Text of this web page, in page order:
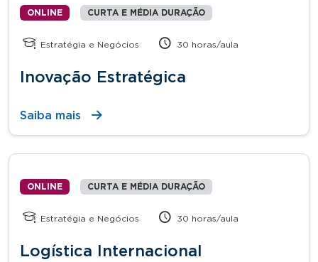
ONLINE CURTA E MÉDIA DURAÇÃO
Estratégia e Negócios 30 horas/aula
Inovação Estratégica
Saiba mais
ONLINE CURTA E MÉDIA DURAÇÃO
Estratégia e Negócios 30 horas/aula
Logística Internacional